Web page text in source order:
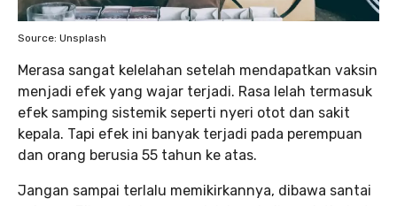
Source: Unsplash
Merasa sangat kelelahan setelah mendapatkan vaksin
menjadi efek yang wajar terjadi. Rasa lelah termasuk
efek samping sistemik seperti nyeri otot dan sakit
kepala. Tapi efek ini banyak terjadi pada perempuan
dan orang berusia 55 tahun ke atas.
Jangan sampai terlalu memikirkannya, dibawa santai